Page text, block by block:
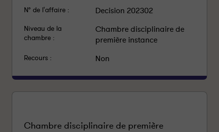
N° de l'affaire : Decision 202302
Niveau de la
chambre :
Chambre disciplinaire de
première instance
Recours : Non
Chambre disciplinaire de première